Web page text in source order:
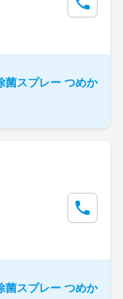
菌スプレー つめか
菌スプレー つめか